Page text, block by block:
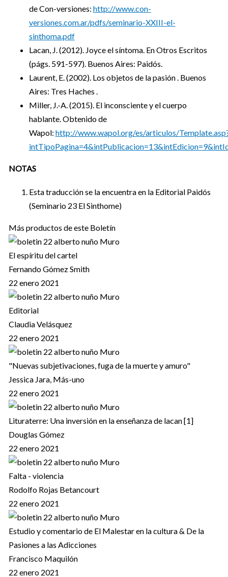
de Con-versiones: http://www.con-
versiones.com.ar/pdfs/seminario-XXIII-el-
sinthoma.pdf
Lacan, J. (2012). Joyce el síntoma. En Otros Escritos
(págs. 591-597). Buenos Aires: Paidós.
Laurent, E. (2002). Los objetos de la pasión . Buenos
Aires: Tres Haches .
Miller, J.-A. (2015). El inconsciente y el cuerpo
hablante. Obtenido de
Wapol: http://www.wapol.org/es/articulos/
NOTAS
Esta traducción se la encuentra en la Editorial Paidós
(Seminario 23 El Sinthome)
Más productos de este Boletín
El espíritu del cartel
Fernando Gómez Smith
22 enero 2021
Editorial
Claudia Velásquez
22 enero 2021
"Nuevas subjetivaciones, fuga de la muerte y amuro"
Jessica Jara, Más-uno
22 enero 2021
Lituraterre: Una inversión en la enseñanza de lacan [1]
Douglas Gómez
22 enero 2021
Falta - violencia
Rodolfo Rojas Betancourt
22 enero 2021
Estudio y comentario de El Malestar en la cultura & De la
Pasiones a las Adicciones
Francisco Maquilón
22 enero 2021